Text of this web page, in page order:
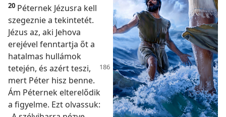
20 Péternek Jézusra kell
szegeznie a tekintetét.
Jézus az, aki Jehova
erejével fenntartja őt a
hatalmas hullámok
tetején, és azért teszi,
mert Péter hisz benne.
Ám Péternek elterelődik
a figyelme. Ezt olvassuk: